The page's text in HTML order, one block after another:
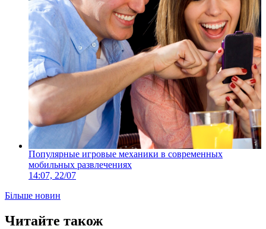
Популярные игровые механики в современных
мобильных развлечениях
14:07, 22/07
Більше новин
Читайте також